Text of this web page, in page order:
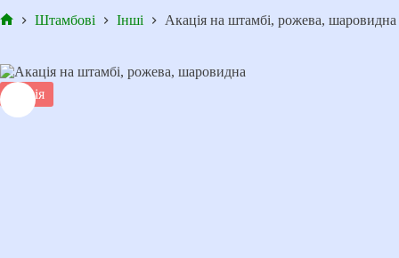
Штамбові Інші Акація на штамбі, рожева, шаровидна
Акція